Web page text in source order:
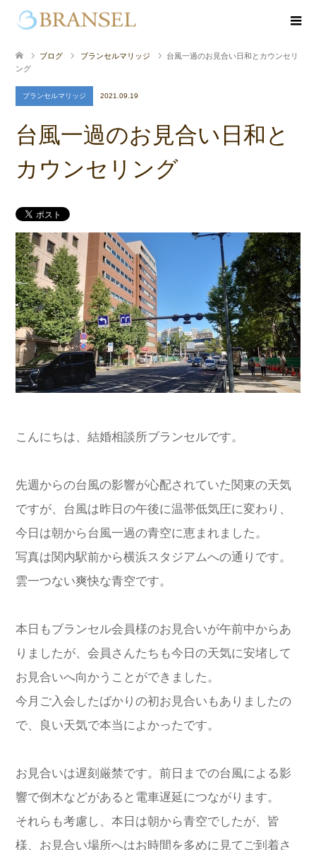
ブログ ブランセルマリッジ
台風一過のお見合い日和とカウンセリ
ング
ブランセルマリッジ 2021.09.19
台風一過のお見合い日和と
カウンセリング
こんにちは、結婚相談所ブランセルです。
先週からの台風の影響が心配されていた関東の天気
ですが、台風は昨日の午後に温帯低気圧に変わり、
今日は朝から台風一過の青空に恵まれました。
写真は関内駅前から横浜スタジアムへの通りです。
雲一つない爽快な青空です。
本日もブランセル会員様のお見合いが午前中からあ
りましたが、会員さんたちも今日の天気に安堵して
お見合いへ向かうことができました。
今月ご入会したばかりの初お見合いもありましたの
で、良い天気で本当によかったです。
お見合いは遅刻厳禁です。前日までの台風による影
響で倒木などがあると電車遅延につながります。
それらも考慮し、本日は朝から青空でしたが、皆
様、お見合い場所へはお時間を多めに見てご到着さ